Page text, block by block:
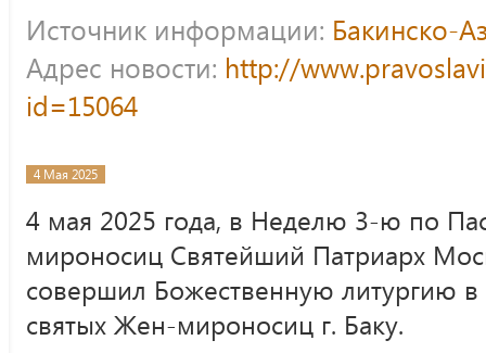
Источник информации: Бакинско-
Адрес новости: http://
id=15064
4 Мая 2025
4 мая 2025 года, в Неделю 3-ю по
мироносиц Святейший Патриарх
совершил Божественную литургию
святых Жен-мироносиц г. Баку.